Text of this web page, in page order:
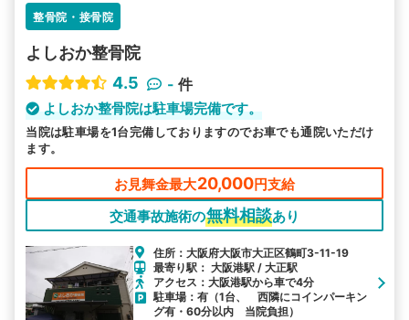
整骨院・接骨院
よしおか整骨院
4.5
- 件
よしおか整骨院は駐車場完備です。
当院は駐車場を1台完備しておりますのでお車でも通院いただけ
ます。
お見舞金最大20,000円支給
交通事故施術の無料相談あり
住所：大阪府大阪市大正区鶴町3-11-19
最寄り駅： 大阪港駅 / 大正駅
アクセス：大阪港駅から車で4分
駐車場：有（1台、 西隣にコインパーキン
グ有・60分以内 当院負担）